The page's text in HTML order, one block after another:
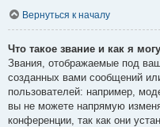
Вернуться к началу
Что такое звание и как я
Звания, отображаемые под
созданных вами сообщений
пользователей: например,
вы не можете напрямую
конференции, так как они